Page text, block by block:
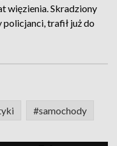
więzienia. Skradziony
trafił już do
#samochody